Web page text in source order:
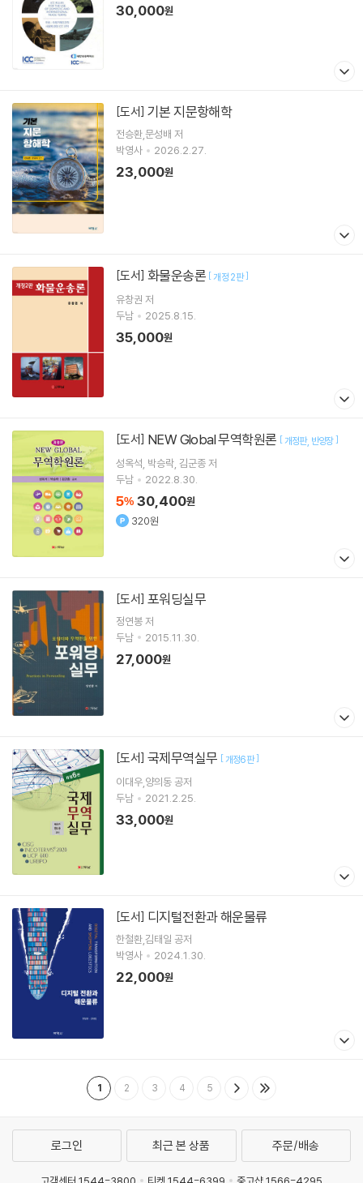
30,000원
[도서] 기본 지문항해학
전승환,문성배 저
박영사
2026.2.27.
23,000원
[도서] 화물운송론 [개정 2판]
유창권 저
두남
2025.8.15.
35,000원
[도서] NEW Global 무역학원론 [개정판 반양장]
성옥석 박승락 김군종저
두남
2022.8.30.
5% 30,400원
320원
[도서] 포워딩실무
정연봉 저
두남
2015.11.30.
27,000원
[도서] 국제무역실무 [개정6판]
이대우,양의동 공저
두남
2021.2.25.
33,000원
[도서] 디지털전환과 해운물류
한철환,김태일 공저
박영사
2024.1.30.
22,000원
1 2 3 4 5
로그인 최근 본 상품 주문/배송